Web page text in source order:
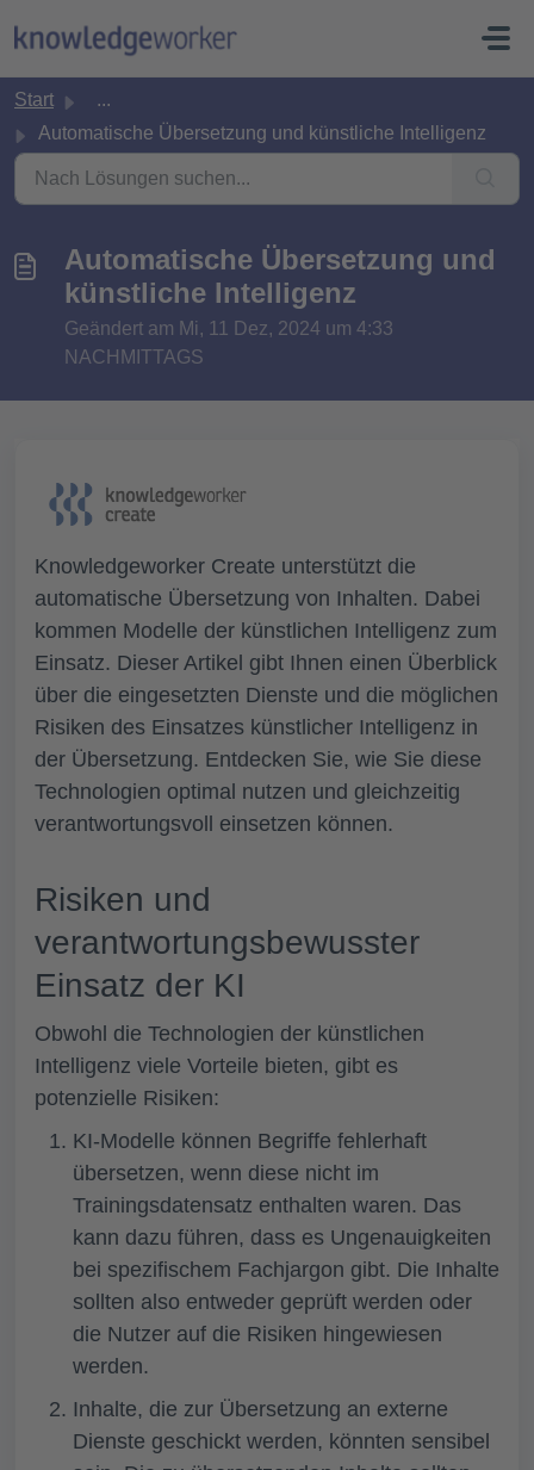
Start
...
Automatische Übersetzung und künstliche Intelligenz
Automatische Übersetzung und
künstliche Intelligenz
Geändert am Mi, 11 Dez, 2024 um 4:33
NACHMITTAGS
Knowledgeworker Create unterstützt die
automatische Übersetzung von Inhalten. Dabei
kommen Modelle der künstlichen Intelligenz zum
Einsatz. Dieser Artikel gibt Ihnen einen Überblick
über die eingesetzten Dienste und die möglichen
Risiken des Einsatzes künstlicher Intelligenz in
der Übersetzung. Entdecken Sie, wie Sie diese
Technologien optimal nutzen und gleichzeitig
verantwortungsvoll einsetzen können.
Risiken und
verantwortungsbewusster
Einsatz der KI
Obwohl die Technologien der künstlichen
Intelligenz viele Vorteile bieten, gibt es
potenzielle Risiken:
KI-Modelle können Begriffe fehlerhaft
übersetzen, wenn diese nicht im
Trainingsdatensatz enthalten waren. Das
kann dazu führen, dass es Ungenauigkeiten
bei spezifischem Fachjargon gibt. Die Inhalte
sollten also entweder geprüft werden oder
die Nutzer auf die Risiken hingewiesen
werden.
Inhalte, die zur Übersetzung an externe
Dienste geschickt werden, könnten sensibel